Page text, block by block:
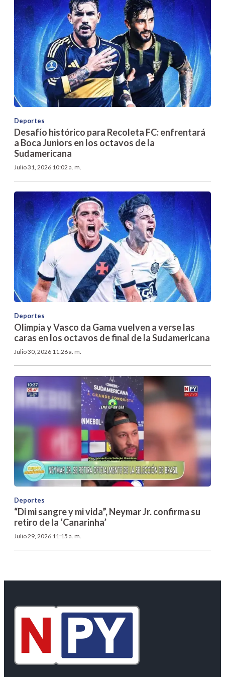
Deportes
Desafío histórico para Recoleta FC: enfrentará
a Boca Juniors en los octavos de la
Sudamericana
Julio 31, 2026 10:02 a. m.
Deportes
Olimpia y Vasco da Gama vuelven a verse las
caras en los octavos de final de la Sudamericana
Julio 30, 2026 11:26 a. m.
Deportes
“Di mi sangre y mi vida”, Neymar Jr. confirma su
retiro de la ‘Canarinha’
Julio 29, 2026 11:15 a. m.